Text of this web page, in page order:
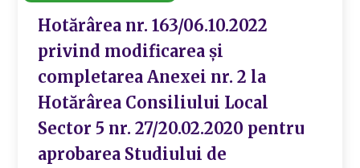
Hotărârea nr. 163/06.10.2022
privind modificarea și
completarea Anexei nr. 2 la
Hotărârea Consiliului Local
Sector 5 nr. 27/20.02.2020 pentru
aprobarea Studiului de